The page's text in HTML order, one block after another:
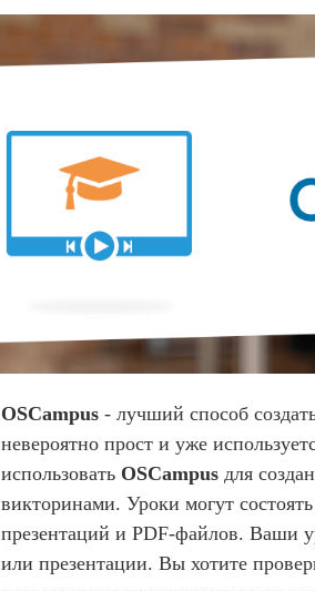
OSCampus - лучший способ
невероятно прост и уже
использовать OSCampus для
викторинами. Уроки могут
презентаций и PDF-файлов. Ваши
или презентации. Вы хотите